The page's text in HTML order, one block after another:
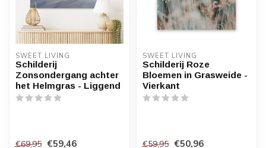
SWEET LIVING
Schilderij
Zonsondergang achter
het Helmgras - Liggend
€69,95 €59,46
SWEET LIVING
Schilderij Roze
Bloemen in Grasweide -
Vierkant
€59,95 €50,96